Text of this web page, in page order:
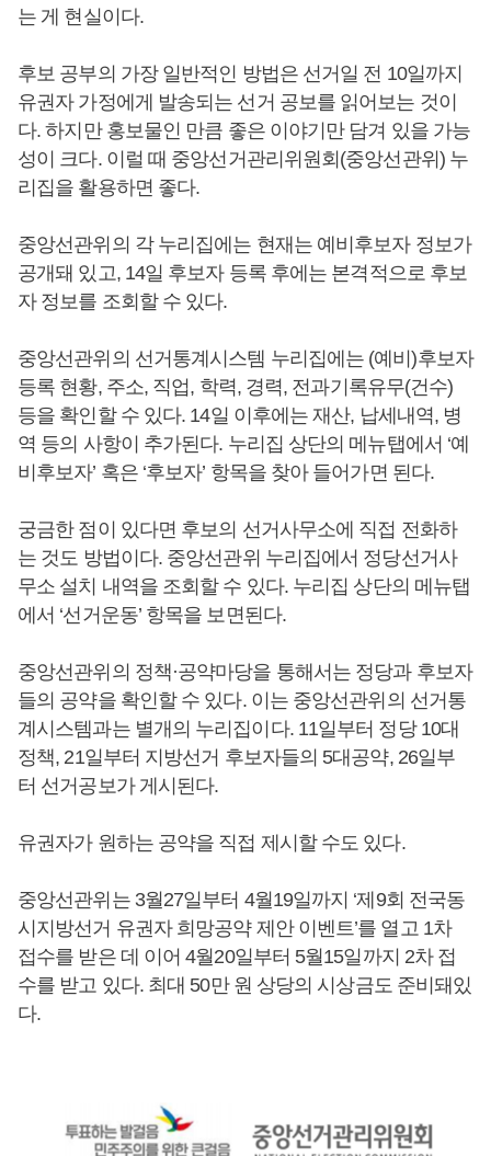
는 게 현실이다.
후보 공부의 가장 일반적인 방법은 선거일 전 10일까지
유권자 가정에게 발송되는 선거 공보를 읽어보는 것이
다. 하지만 홍보물인 만큼 좋은 이야기만 담겨 있을 가능
성이 크다. 이럴 때 중앙선거관리위원회(중앙선관위) 누
리집을 활용하면 좋다.
중앙선관위의 각 누리집에는 현재는 예비후보자 정보가
공개돼 있고, 14일 후보자 등록 후에는 본격적으로 후보
자 정보를 조회할 수 있다.
중앙선관위의 선거통계시스템 누리집에는 (예비)후보자
등록 현황, 주소, 직업, 학력, 경력, 전과기록유무(건수)
등을 확인할 수 있다. 14일 이후에는 재산, 납세내역, 병
역 등의 사항이 추가된다. 누리집 상단의 메뉴탭에서 ‘예
비후보자’ 혹은 ‘후보자’ 항목을 찾아 들어가면 된다.
궁금한 점이 있다면 후보의 선거사무소에 직접 전화하
는 것도 방법이다. 중앙선관위 누리집에서 정당선거사
무소 설치 내역을 조회할 수 있다. 누리집 상단의 메뉴탭
에서 ‘선거운동’ 항목을 보면된다.
중앙선관위의 정책·공약마당을 통해서는 정당과 후보자
들의 공약을 확인할 수 있다. 이는 중앙선관위의 선거통
계시스템과는 별개의 누리집이다. 11일부터 정당 10대
정책, 21일부터 지방선거 후보자들의 5대공약, 26일부
터 선거공보가 게시된다.
유권자가 원하는 공약을 직접 제시할 수도 있다.
중앙선관위는 3월27일부터 4월19일까지 ‘제9회 전국동
시지방선거 유권자 희망공약 제안 이벤트’를 열고 1차
접수를 받은 데 이어 4월20일부터 5월15일까지 2차 접
수를 받고 있다. 최대 50만 원 상당의 시상금도 준비돼있
다.